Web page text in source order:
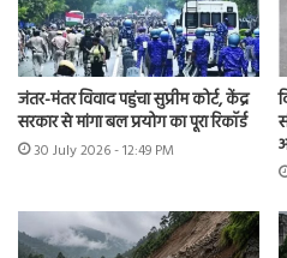
जंतर-मंतर विवाद पहुंचा सुप्रीम कोर्ट, केंद्र
सरकार से मांगा बल प्रयोग का पूरा रिकॉर्ड
30 July 2026 - 12:49 PM